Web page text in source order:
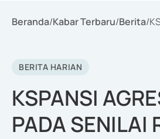
Beranda/Kabar Terbaru/Berita/
BERITA HARIAN
KSPANSI
PADA SENILAI